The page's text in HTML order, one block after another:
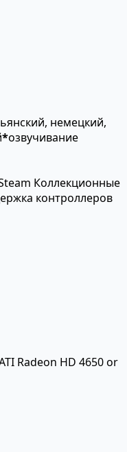
немецкий,
*озвучивание
Коллекционные
контроллеров
Radeon HD 4650 or